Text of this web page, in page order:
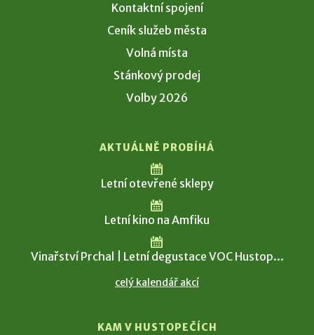
Kontaktní spojení
Ceník služeb města
Volná místa
Stánkový prodej
Volby 2026
AKTUÁLNĚ PROBÍHÁ
Letní otevřené sklepy
Letní kino na Amfiku
Vinařství Prchal | Letní degustace VOC Hustop...
celý kalendář akcí
KAM V HUSTOPEČÍCH